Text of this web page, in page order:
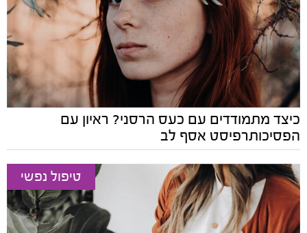
כיצד מתמודדים עם כעס הרסני? ראיון עם
הפסיכותרפיסט אסף לב
טיפול נפשי